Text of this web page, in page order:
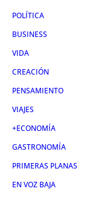
POLÍTICA
BUSINESS
VIDA
CREACIÓN
PENSAMIENTO
VIAJES
+ECONOMÍA
GASTRONOMÍA
PRIMERAS PLANAS
EN VOZ BAJA